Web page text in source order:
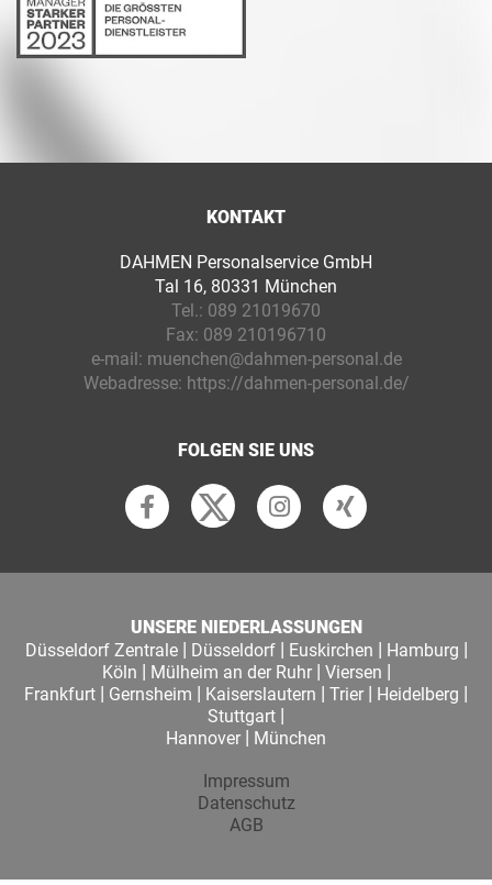
KONTAKT
DAHMEN Personalservice GmbH
Tal 16, 80331 München
Tel.: 089 21019670
Fax: 089 210196710
e-mail: muenchen@dahmen-personal.de
Webadresse: https://dahmen-personal.de/
FOLGEN SIE UNS
UNSERE NIEDERLASSUNGEN
Düsseldorf Zentrale| Düsseldorf| Euskirchen | Hamburg |
Köln | Mülheim an der Ruhr| Viersen |
Frankfurt | Gernsheim | Kaiserslautern | Trier | Heidelberg |
Stuttgart |
Hannover | München
Impressum
Datenschutz
AGB